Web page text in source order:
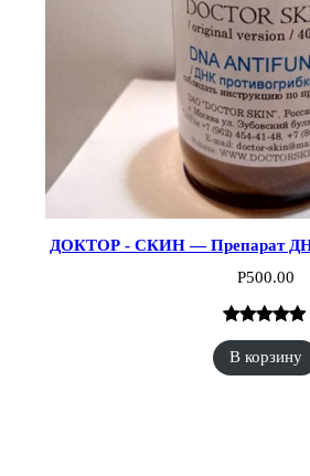
ДОКТОР - СКИН — Препарат
Р500.00
Рейтинг
5.00из 5 на
1
В корзину